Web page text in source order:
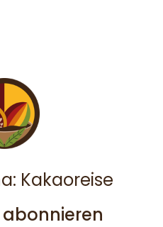
Kakaoreise